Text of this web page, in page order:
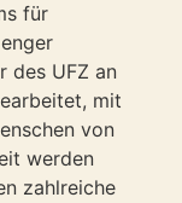
für
des UFZ an
mit
von
werden
zahlreiche